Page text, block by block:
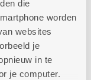
die
worden
websites
je
in te
je computer.